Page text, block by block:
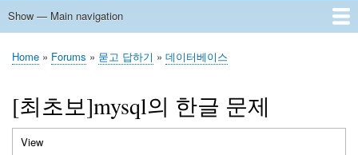
Main
Show — Main navigation
Home
알리는 말씀
최근 게시물
위키 문서
미러 서버
Breadcrumb
Home Forums 묻고 답하기 데이터베이스
[최초보]mysql의 한글 문제
View